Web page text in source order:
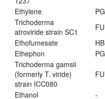
Ethylene PG
Trichoderma
atroviride strain SC1
FU
Ethofumesate
HB
Ethephon
PG
Trichoderma gamsii
(formerly T. viride)
strain ICC080
FU
Ethanol -